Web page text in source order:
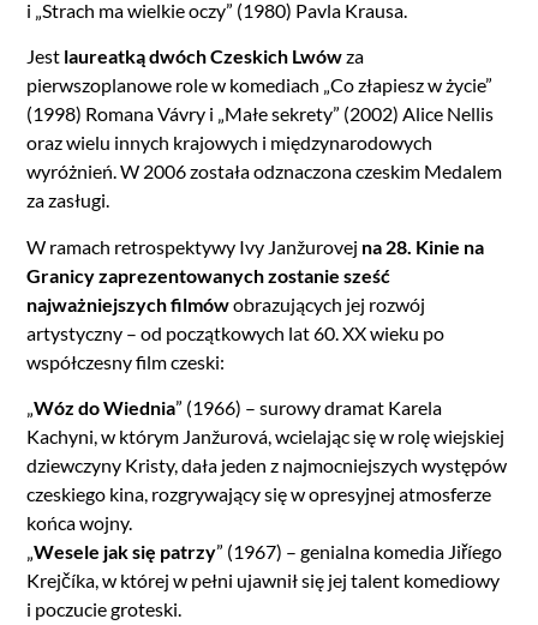
i „Strach ma wielkie oczy” (1980) Pavla Krausa.
Jest laureatką dwóch Czeskich Lwówza
pierwszoplanowe role w komediach „Co złapiesz w życie”
(1998) Romana Vávry i „Małe sekrety” (2002) Alice Nellis
oraz wielu innych krajowych i międzynarodowych
wyróżnień. W 2006 została odznaczona czeskim Medalem
za zasługi.
W ramach retrospektywy Ivy Janžurovej na 28. Kinie na
Granicy zaprezentowanych zostanie sześć
najważniejszych filmówobrazujących jej rozwój
artystyczny – od początkowych lat 60. XX wieku po
współczesny film czeski:
„Wóz do Wiednia” (1966) – surowy dramat Karela
Kachyni, w którym Janžurová, wcielając się w rolę wiejskiej
dziewczyny Kristy, dała jeden z najmocniejszych występów
czeskiego kina, rozgrywający się w opresyjnej atmosferze
końca wojny.
„Wesele jak się patrzy” (1967) – genialna komedia Jiříego
Krejčíka, w której w pełni ujawnił się jej talent komediowy
i poczucie groteski.